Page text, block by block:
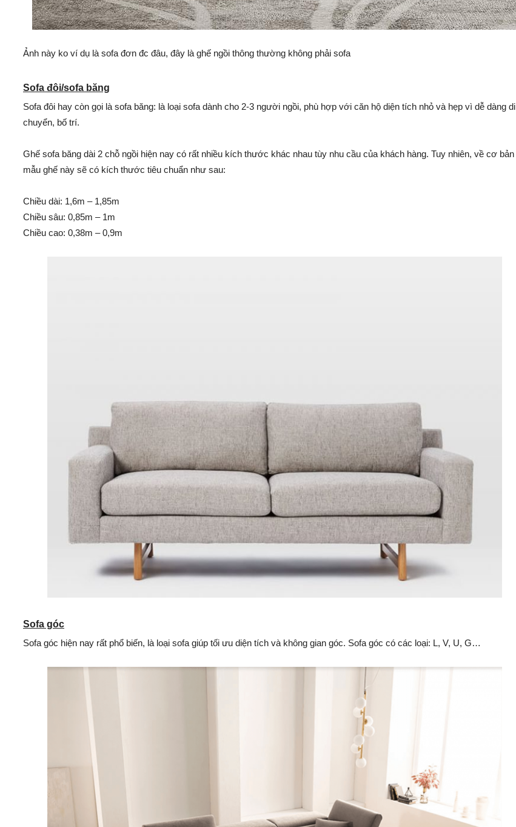
Ảnh này ko ví dụ là sofa đơn đc đâu, đây là ghế ngồi thông thường không phải sofa
Sofa đôi/sofa băng
Sofa đôi hay còn gọi là sofa băng: là loại sofa dành cho 2-3 người ngồi, phù hợp với căn hộ diện tích nhỏ và hẹp vì dễ dàng di
chuyển, bố trí.
Ghế sofa băng dài 2 chỗ ngồi hiện nay có rất nhiều kích thước khác nhau tùy nhu cầu của khách hàng. Tuy nhiên, về cơ bản
mẫu ghế này sẽ có kích thước tiêu chuẩn như sau:
Chiều dài: 1,6m – 1,85m
Chiều sâu: 0,85m – 1m
Chiều cao: 0,38m – 0,9m
Sofa góc
Sofa góc hiện nay rất phổ biến, là loại sofa giúp tối ưu diện tích và không gian góc. Sofa góc có các loại: L, V, U, G…